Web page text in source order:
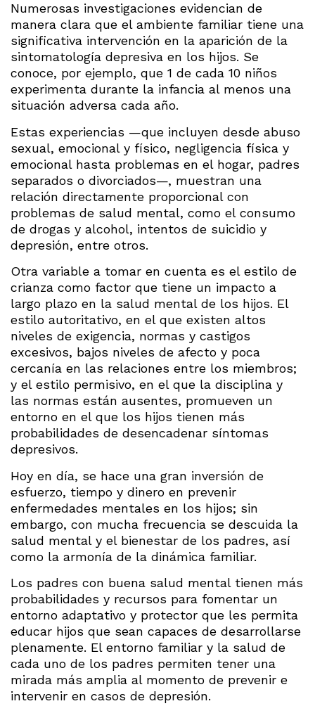
Numerosas investigaciones evidencian de
manera clara que el ambiente familiar tiene una
significativa intervención en la aparición de la
sintomatología depresiva en los hijos. Se
conoce, por ejemplo, que 1 de cada 10 niños
experimenta durante la infancia al menos una
situación adversa cada año.
Estas experiencias —que incluyen desde abuso
sexual, emocional y físico, negligencia física y
emocional hasta problemas en el hogar, padres
separados o divorciados—, muestran una
relación directamente proporcional con
problemas de salud mental, como el consumo
de drogas y alcohol, intentos de suicidio y
depresión, entre otros.
Otra variable a tomar en cuenta es el estilo de
crianza como factor que tiene un impacto a
largo plazo en la salud mental de los hijos. El
estilo autoritativo, en el que existen altos
niveles de exigencia, normas y castigos
excesivos, bajos niveles de afecto y poca
cercanía en las relaciones entre los miembros;
y el estilo permisivo, en el que la disciplina y
las normas están ausentes, promueven un
entorno en el que los hijos tienen más
probabilidades de desencadenar síntomas
depresivos.
Hoy en día, se hace una gran inversión de
esfuerzo, tiempo y dinero en prevenir
enfermedades mentales en los hijos; sin
embargo, con mucha frecuencia se descuida la
salud mental y el bienestar de los padres, así
como la armonía de la dinámica familiar.
Los padres con buena salud mental tienen más
probabilidades y recursos para fomentar un
entorno adaptativo y protector que les permita
educar hijos que sean capaces de desarrollarse
plenamente. El entorno familiar y la salud de
cada uno de los padres permiten tener una
mirada más amplia al momento de prevenir e
intervenir en casos de depresión.